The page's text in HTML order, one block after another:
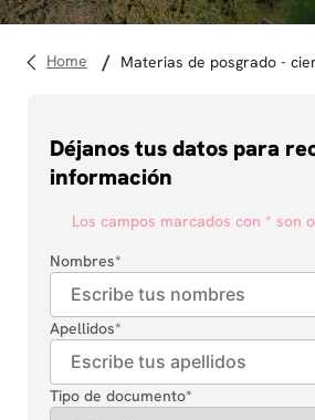
materias de posgrado -
Déjanos tus datos para
información
Los campos marcados con * son
Nombres*
Apellidos*
Tipo de documento*
10. diseño